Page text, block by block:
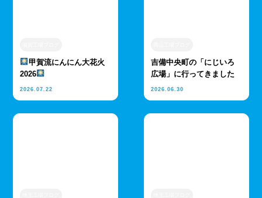
甲賀流にんにん大花火
2026
2026.07.22
吉備中央町の「にじいろ
広場」に行ってきました
2026.06.30